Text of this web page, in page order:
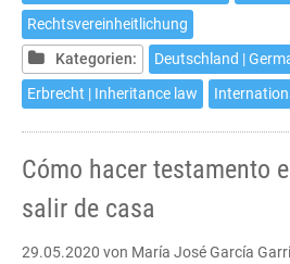
Rechtsvereinheitlichung
Kategorien:
Deutschland |
Erbrecht | Inheritance law
Cómo hacer testamento
salir de casa
29.05.2020 von María José García